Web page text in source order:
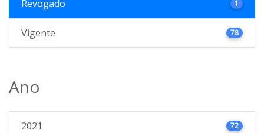
Revogado 1
Vigente 78
Ano
2021 72